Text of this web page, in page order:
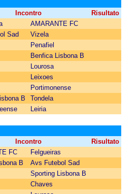
Incontro
Risultato
AMARANTE FC
Sad
Vizela
Penafiel
Benfica Lisbona B
Lourosa
Leixoes
Portimonense
B
Tondela
Leiria
Incontro
Risultato
FC
Felgueiras
B
Avs Futebol Sad
Sporting Lisbona B
Chaves